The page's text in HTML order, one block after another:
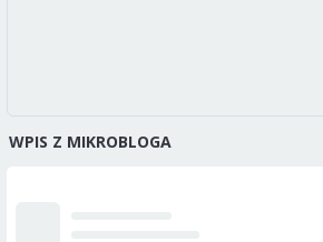
WPIS Z MIKROBLOGA